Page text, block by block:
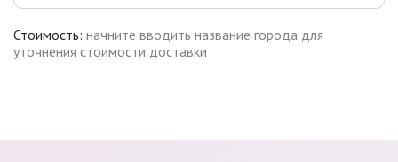
Стоимость: начните вводить название города для
уточнения стоимости доставки